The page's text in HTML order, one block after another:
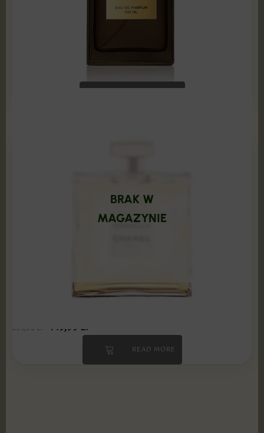
BRAK W
MAGAZYNIE
Chanel - Gabrielle 100 ml Edp PRODUKT
509,00 zł 149,99 zł
READ MORE